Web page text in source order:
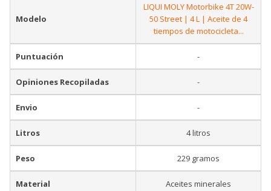
Modelo
LIQUI MOLY Motorbike 4T 20W-
50 Street | 4 L | Aceite de 4
tiempos de motocicleta...
Puntuación -
Opiniones Recopiladas -
Envio -
Litros 4 litros
Peso 229 gramos
Material Aceites minerales